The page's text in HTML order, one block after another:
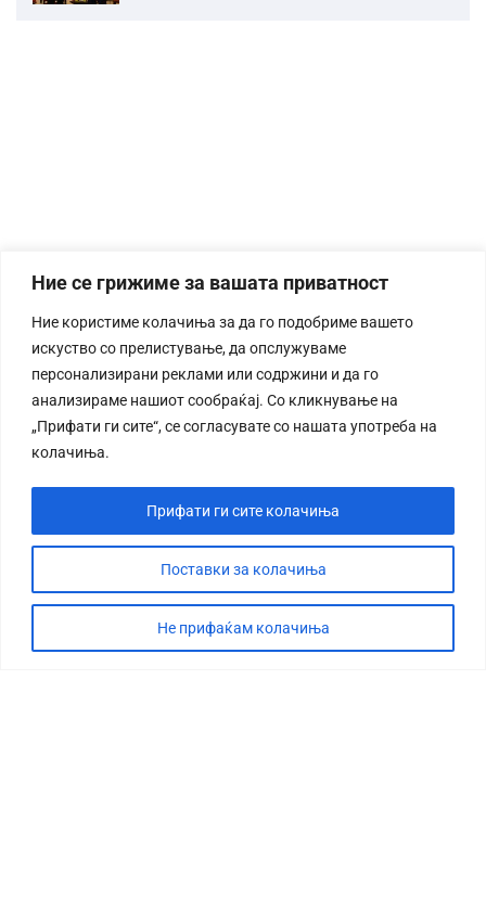
Ние се грижиме за вашата приватност
Ние користиме колачиња за да го подобриме вашето
искуство со прелистување, да опслужуваме
персонализирани реклами или содржини и да го
анализираме нашиот сообраќај. Со кликнување на
„Прифати ги сите“, се согласувате со нашата употреба на
колачиња.
Поставки за колачиња
Не прифаќам колачиња
Прифати ги сите колачиња